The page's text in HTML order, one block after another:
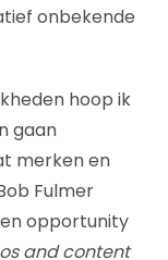
onbekende
hoop ik
gaan
merken en
Fulmer
opportunity
and content